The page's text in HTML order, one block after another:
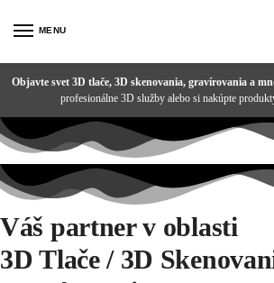
MENU
Objavte svet 3D tlače, 3D skenovania, gravírovania a
Doprava už od 1,99 € nad 100 € s DPH
Zľava 1 % pri platbe prevodom!
Potrebujete poradiť alebo ste nenašli správny produkt?
Váš partner v oblasti
3D Tlače / 3D